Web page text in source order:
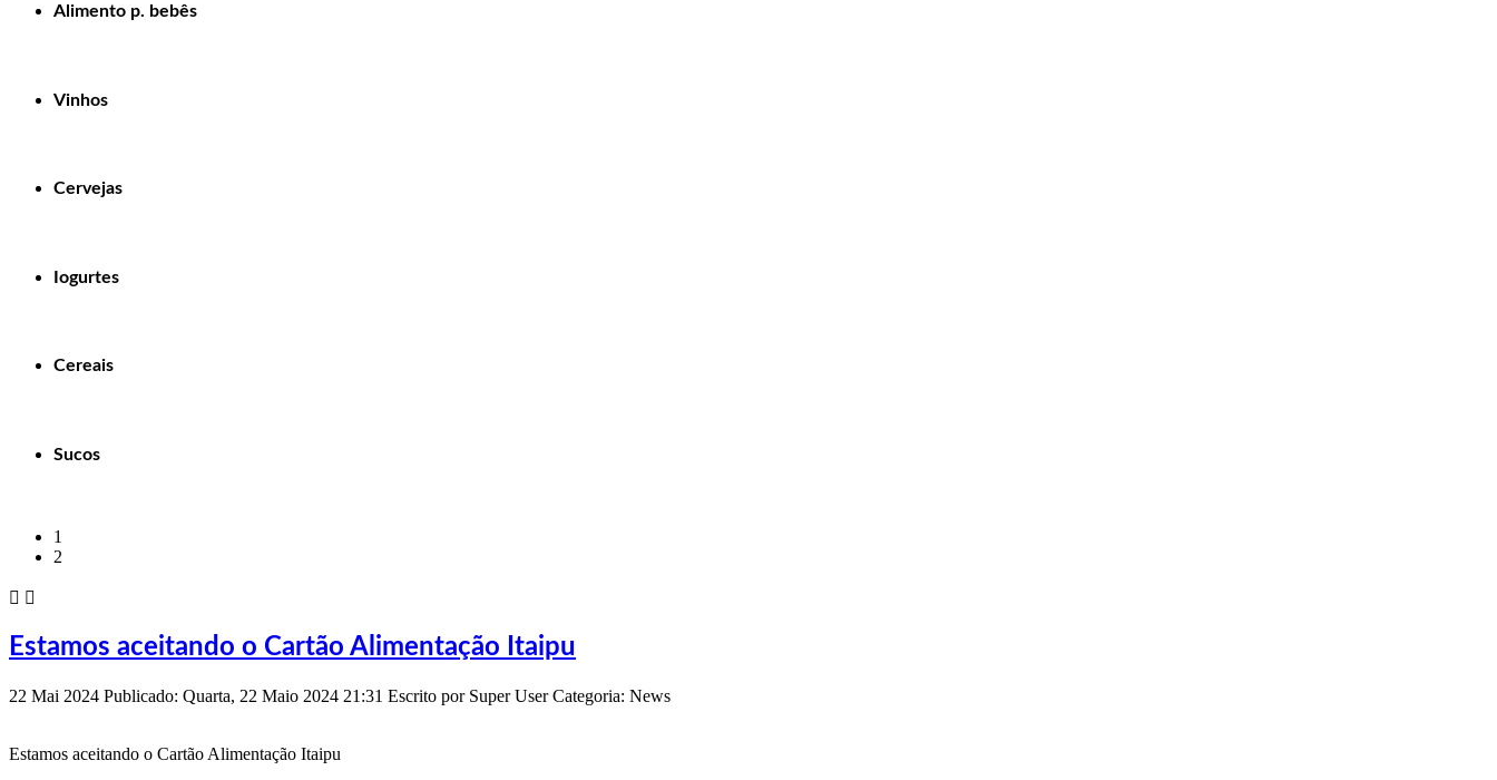
Alimento p. bebês
Vinhos
Cervejas
Iogurtes
Cereais
Sucos
1
2
 
Estamos aceitando o Cartão Alimentação Itaipu
22 Mai 2024 Publicado: Quarta, 22 Maio 2024 21:31 Escrito por Super User Categoria: News
Estamos aceitando o Cartão Alimentação Itaipu